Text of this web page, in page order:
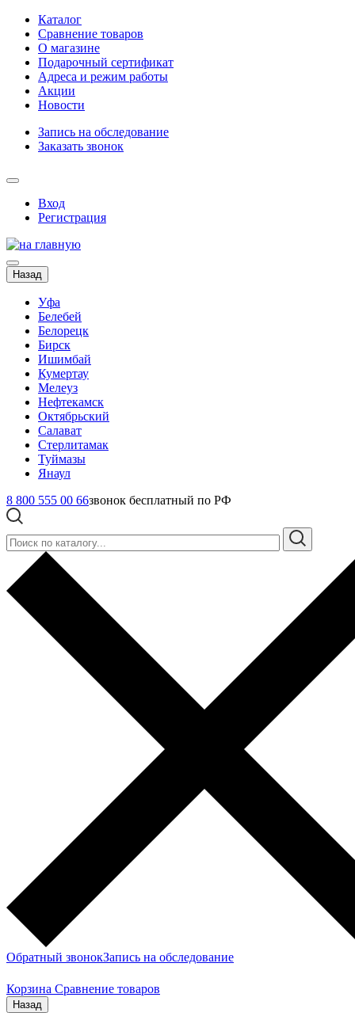
Каталог
Сравнение товаров
О магазине
Подарочный сертификат
Адреса и режим работы
Акции
Новости
Запись на обследование
Заказать звонок
Вход
Регистрация
Назад
Уфа
Белебей
Белорецк
Бирск
Ишимбай
Кумертау
Мелеуз
Нефтекамск
Октябрьский
Салават
Стерлитамак
Туймазы
Янаул
8 800 555 00 66звонок бесплатный по РФ
Обратный звонокЗапись на обследование
Корзина Сравнение товаров
Назад